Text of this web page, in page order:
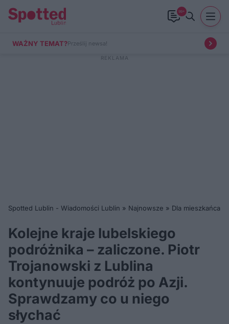
99+
WAŻNY TEMAT?Prześlij newsa!
Spotted Lublin - Wiadomości Lublin » Najnowsze » Dla mieszkańca
Kolejne kraje lubelskiego
podróżnika – zaliczone. Piotr
Trojanowski z Lublina
kontynuuje podróż po Azji.
Sprawdzamy co u niego
słychać